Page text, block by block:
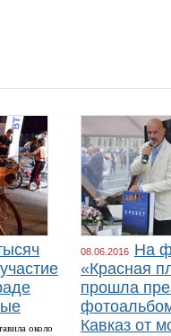
около
08.06.2016 На
«Красная
прошла
Кавказ от